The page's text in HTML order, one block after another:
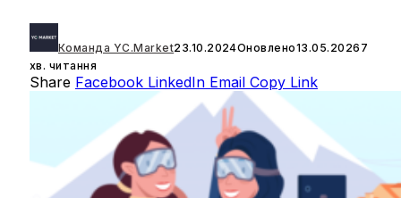
Команда YC.Market23.10.2024Оновлено13.05.2026 7
хв. читання
Share Facebook LinkedIn Email Copy Link